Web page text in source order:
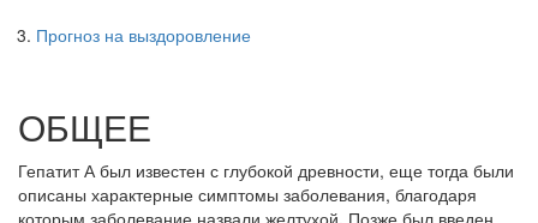
Прогноз на выздоровление
ОБЩЕЕ
Гепатит А был известен с глубокой древности, еще тогда были
описаны характерные симптомы заболевания, благодаря
которым заболевание назвали желтухой. Позже был введен